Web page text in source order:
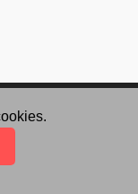
Created by